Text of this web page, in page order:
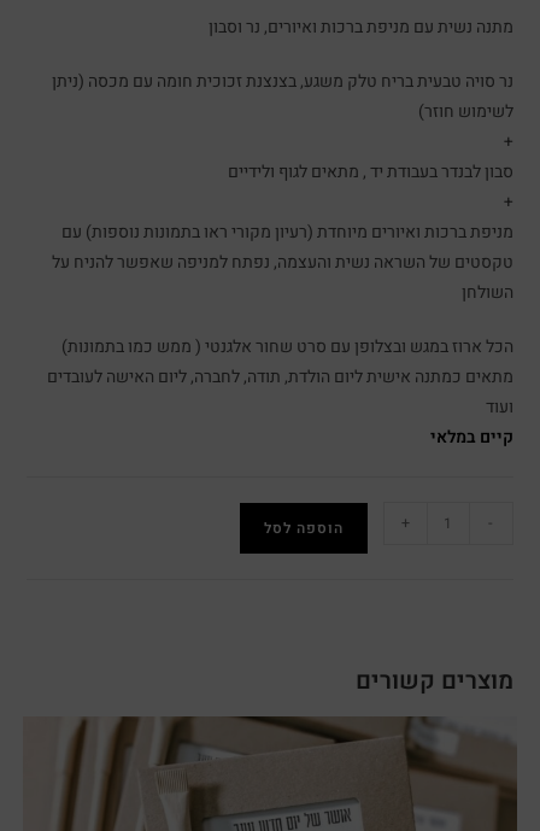
מתנה נשית עם מניפת ברכות ואיורים, נר וסבון
נר סויה טבעית בריח טלק משגע, בצנצנת זכוכית חומה עם מכסה (ניתן
לשימוש חוזר)
+
סבון לבנדר בעבודת יד , מתאים לגוף ולידיים
+
מניפת ברכות ואיורים מיוחדת (רעיון מקורי ראו בתמונות נוספות) עם
טקסטים של השראה נשית והעצמה, נפתח למניפה שאפשר להניח על
השולחן
הכל ארוז במגש ובצלופן עם סרט שחור אלגנטי ( ממש כמו בתמונות)
מתאים כמתנה אישית ליום הולדת, תודה, לחברה, ליום האישה לעובדים
ועוד
קיים במלאי
+ הוספה לסל
מוצרים קשורים